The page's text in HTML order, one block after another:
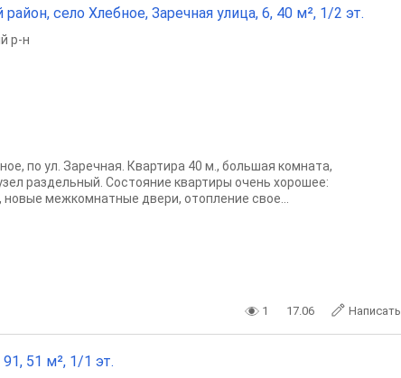
село Хлебное, Заречная улица, 6, 40 м², 1/2 эт.
р-н
по ул. Заречная. Квартира 40 м., большая комната,
раздельный. Состояние квартиры очень хорошее:
межкомнатные двери, отопление свое...
1 17.06 Написать
51 м², 1/1 эт.